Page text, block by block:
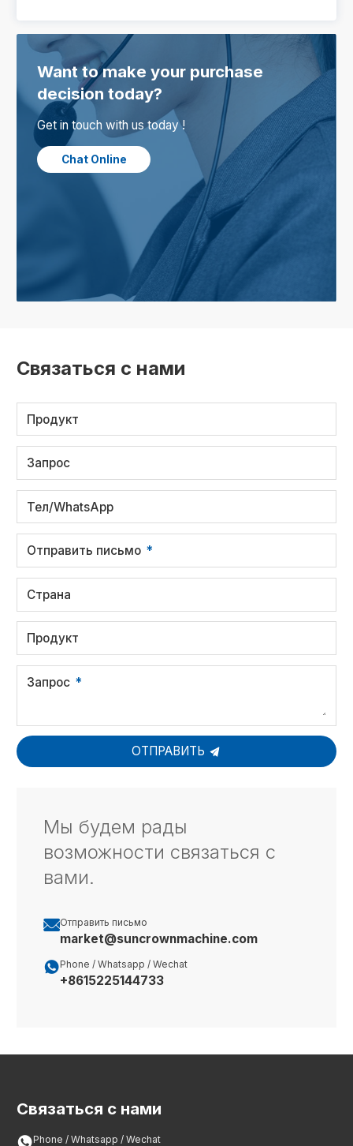
Want to make your purchase
decision today?
Get in touch with us today !
Chat Online
Связаться с нами
Продукт
Запрос
Тел/WhatsApp
Отправить письмо
Страна
Продукт
Запрос
ОТПРАВИТЬ
Мы будем рады
возможности связаться с
вами.
Отправить письмо
market@suncrownmachine.com
Phone / Whatsapp / Wechat
+8615225144733
Связаться с нами
Phone / Whatsapp / Wechat